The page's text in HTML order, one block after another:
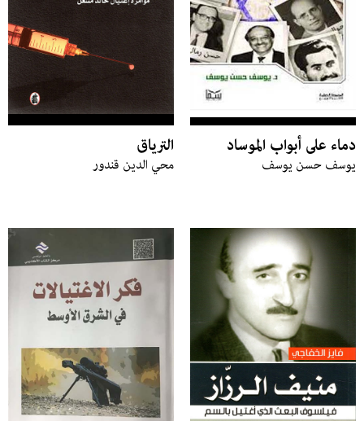
دماء على أبواب الموساد
يوسف حسن يوسف
الترياق
محي الدين قندور